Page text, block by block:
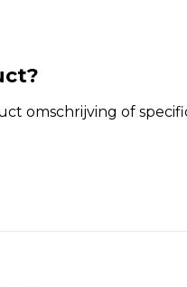
omschrijving of